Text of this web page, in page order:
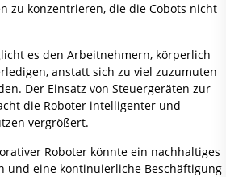
zu konzentrieren, die die Cobots nicht
es den Arbeitnehmern, körperlich
anstatt sich zu viel zuzumuten
Der Einsatz von Steuergeräten zur
die Roboter intelligenter und
vergrößert.
Roboter könnte ein nachhaltiges
und eine kontinuierliche Beschäftigung